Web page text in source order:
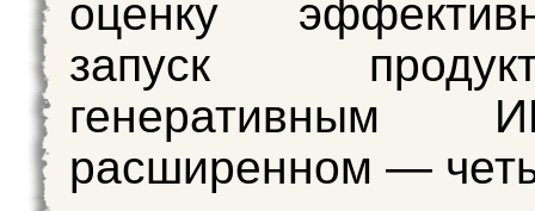
оценку
запуск
расширенном —